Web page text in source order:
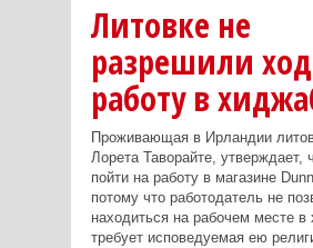
Литовке не
разрешили
работу в
Проживающая в Ирландии
Лорета Таворайте, утверждает,
пойти на работу в магазине
потому что работодатель не
находиться на рабочем месте в
требует исповедуемая ею